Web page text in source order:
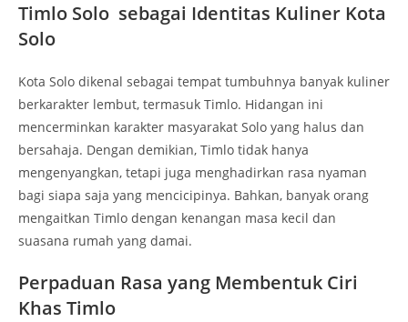
Timlo Solo sebagai Identitas Kuliner Kota
Solo
Kota Solo dikenal sebagai tempat tumbuhnya banyak kuliner
berkarakter lembut, termasuk Timlo. Hidangan ini
mencerminkan karakter masyarakat Solo yang halus dan
bersahaja. Dengan demikian, Timlo tidak hanya
mengenyangkan, tetapi juga menghadirkan rasa nyaman
bagi siapa saja yang mencicipinya. Bahkan, banyak orang
mengaitkan Timlo dengan kenangan masa kecil dan
suasana rumah yang damai.
Perpaduan Rasa yang Membentuk Ciri
Khas Timlo